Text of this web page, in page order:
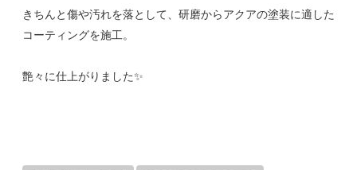
きちんと傷や汚れを落として、研磨からアクアの塗装に適した
コーティングを施工。
艶々に仕上がりました✨